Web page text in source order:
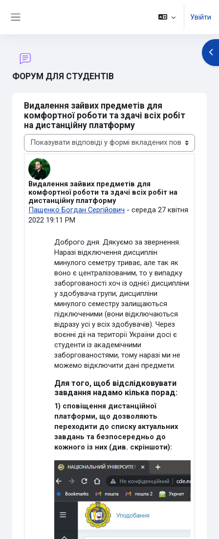
Увійти
ФОРУМ ДЛЯ СТУДЕНТІВ
Видалення зайвих предметів для
комфортної роботи та здачі всіх робіт
на дистанційну платформу
Тип показу
Видалення зайвих предметів для
комфортної роботи та здачі всіх робіт на
дистанційну платформу
Пащенко Богдан Сергійович -середа 27 квітня
2022 19:11 PM
Кількість відповідей: 0
Доброго дня. Дякуємо за звернення.
Наразі відключення дисциплін
минулого семетру триває, але так як
воно є централізованим, то у випадку
заборгованості хоч із однієї дисципліни
у здобувача групи, дисципліни
минулого семестру залищаються
підключеними (вони відключаються
відразу усі у всіх здобувачів). Через
воєнні діі на території України досі є
студенти із академічними
заборгованостями, тому наразі ми не
можемо відключити дані предмети.
Для того, щоб відслідковувати
завдання надамо кілька порад:
1) сповіщення дистанційної
платформи, що дозволяють
переходити до списку актуальних
завдань та безпосередньо до
кожного із них (див. скріншоти):